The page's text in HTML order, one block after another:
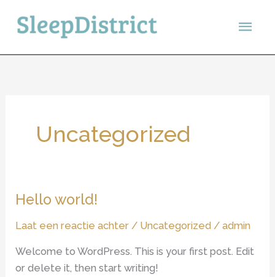
naar
inhoud
Uncategorized
Hello world!
Laat een reactie achter / Uncategorized /admin
Welcome to WordPress. This is your first post. Edit
or delete it, then start writing!